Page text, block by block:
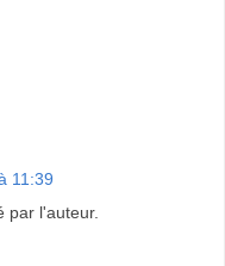
11:39
par l'auteur.